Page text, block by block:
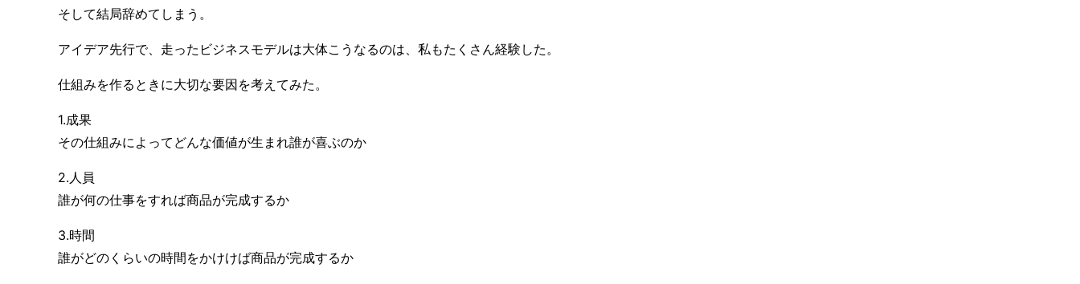
そして結局辞めてしまう。
アイデア先行で、走ったビジネスモデルは大体こうなるのは、私もたくさん経験した。
仕組みを作るときに大切な要因を考えてみた。
1.成果
その仕組みによってどんな価値が生まれ誰が喜ぶのか
2.人員
誰が何の仕事をすれば商品が完成するか
3.時間
誰がどのくらいの時間をかけけば商品が完成するか